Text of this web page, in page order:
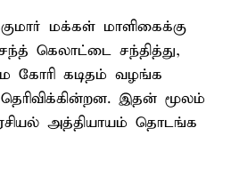
மக்கள் மாளிகைக்கு
கெலாட்டை சந்தித்து,
கோரி கடிதம் வழங்க
இதன் மூலம்
அத்தியாயம் தொடங்க